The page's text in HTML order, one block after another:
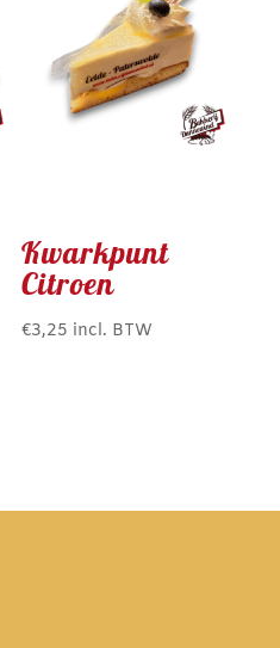
Kwarkpunt
Citroen
€3,25 incl. BTW